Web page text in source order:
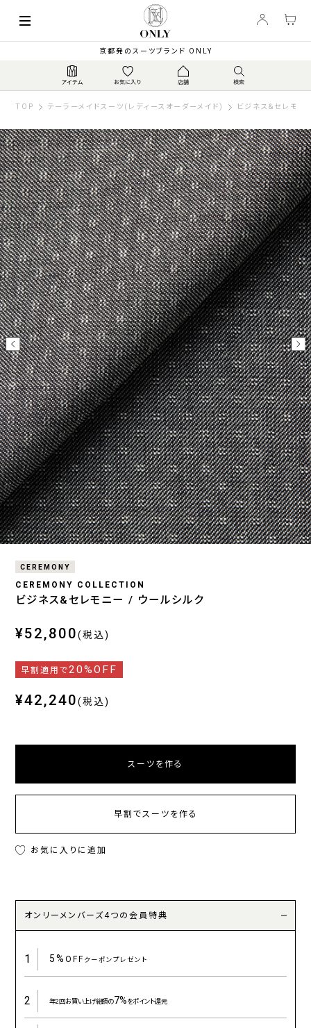
京都発のスーツブランド ONLY
TOP テーラーメイドスーツ(レディースオーダーメイド) ビジネス&セレモニ
CEREMONY
CEREMONY COLLECTION
ビジネス&セレモニー / ウールシルク
¥52,800(税込)
早割適用で20%OFF
¥42,240(税込)
スーツを作る
早割でスーツを作る
お気に入りに追加
オンリーメンバーズ4つの会員特典
1 5%OFFクーポンプレゼント
2 年2回お買い上げ総額の7%をポイント還元